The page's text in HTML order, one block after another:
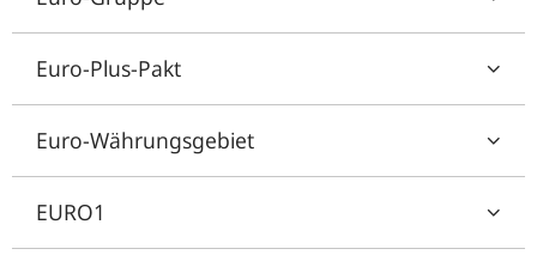
Euro-Plus-Pakt
Euro-Währungsgebiet
EURO1